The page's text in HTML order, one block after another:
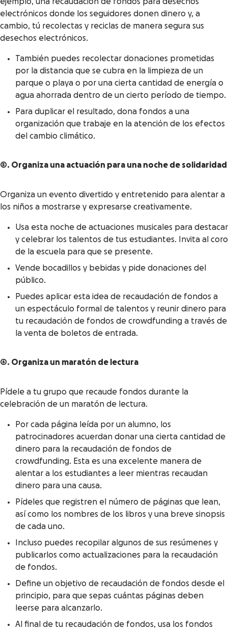
electrónicos donde los seguidores donen dinero y, a
cambio, tú recolectas y reciclas de manera segura sus
desechos electrónicos.
También puedes recolectar donaciones prometidas
por la distancia que se cubra en la limpieza de un
parque o playa o por una cierta cantidad de energía o
agua ahorrada dentro de un cierto período de tiempo.
Para duplicar el resultado, dona fondos a una
organización que trabaje en la atención de los efectos
del cambio climático.
5. Organiza una actuación para una noche de solidaridad
Organiza un evento divertido y entretenido para alentar a
los niños a mostrarse y expresarse creativamente.
Usa esta noche de actuaciones musicales para destacar
y celebrar los talentos de tus estudiantes. Invita al coro
de la escuela para que se presente.
Vende bocadillos y bebidas y pide donaciones del
público.
Puedes aplicar esta idea de recaudación de fondos a
un espectáculo formal de talentos y reunir dinero para
tu recaudación de fondos de crowdfunding a través de
la venta de boletos de entrada.
6. Organiza un maratón de lectura
Pídele a tu grupo que recaude fondos durante la
celebración de un maratón de lectura.
Por cada página leída por un alumno, los
patrocinadores acuerdan donar una cierta cantidad de
dinero para la recaudación de fondos de
crowdfunding. Esta es una excelente manera de
alentar a los estudiantes a leer mientras recaudan
dinero para una causa.
Pídeles que registren el número de páginas que lean,
así como los nombres de los libros y una breve sinopsis
de cada uno.
Incluso puedes recopilar algunos de sus resúmenes y
publicarlos como actualizaciones para la recaudación
de fondos.
Define un objetivo de recaudación de fondos desde el
principio, para que sepas cuántas páginas deben
leerse para alcanzarlo.
Al final de tu recaudación de fondos, usa los fondos